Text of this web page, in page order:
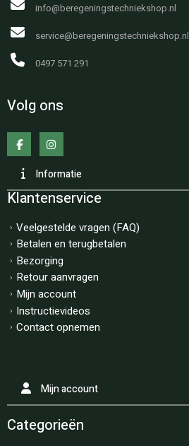
info@beregeningstechniekshop.nl
service@beregeningstechniekshop.nl
0497 571 291
Volg ons
Informatie
Klantenservice
Veelgestelde vragen (FAQ)
Betalen en terugbetalen
Bezorging
Retour aanvragen
Mijn account
Instructievideos
Contact opnemen
Mijn account
Categorieën